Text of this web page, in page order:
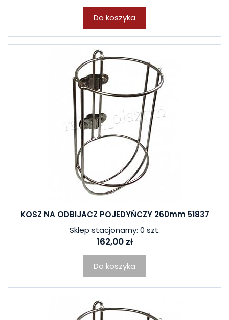
Do koszyka
KOSZ NA ODBIJACZ POJEDYŃCZY 260mm 51837
Sklep stacjonarny: 0 szt.
162,00 zł
Do koszyka